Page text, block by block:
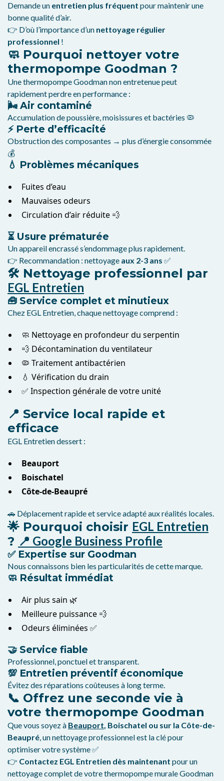
Demande un entretien plus fréquent pour maintenir une
bonne qualité d’air.
👉 D’où l’importance d’un nettoyage régulier
professionnel !
🧼 Pourquoi nettoyer votre
thermopompe Goodman ?
Une thermopompe Goodman non entretenue peut
rapidement perdre en performance :
🌬️ Air contaminé
Accumulation de poussière, moisissures et bactéries 🦠
⚡ Perte d’efficacité
Obstruction des composantes → plus d’énergie consommée
💰
💧 Problèmes mécaniques
Fuites d’eau
Mauvaises odeurs
Circulation d’air réduite 💨
⏳ Usure prématurée
Un appareil encrassé s’endommage plus rapidement.
👉 Recommandation : nettoyage aux 2-3 ans ✅
🛠️ Nettoyage professionnel par
EGL Entretien
🧰 Service complet et minutieux
Chez EGL Entretien, chaque nettoyage comprend :
🧼 Nettoyage en profondeur du serpentin
💨 Décontamination du ventilateur
🦠 Traitement antibactérien
💧 Vérification du drain
✅ Inspection générale de votre unité
📍 Service local rapide et
efficace
EGL Entretien dessert :
Beauport
Boischatel
Côte-de-Beaupré
🚗 Déplacement rapide et service adapté aux réalités locales.
🌟 Pourquoi choisir EGL Entretien
? 📍 Google Business Profile
✅ Expertise sur Goodman
Nous connaissons bien les particularités de cette marque.
🧼 Résultat immédiat
Air plus sain 🌿
Meilleure puissance 💨
Odeurs éliminées ✅
🤝 Service fiable
Professionnel, ponctuel et transparent.
💯 Entretien préventif économique
Évitez des réparations coûteuses à long terme.
📞 Offrez une seconde vie à
votre thermopompe Goodman
Que vous soyez à Beauport, Boischatel ou sur la Côte-de-
Beaupré, un nettoyage professionnel est la clé pour
optimiser votre système ✅
👉 Contactez EGL Entretien dès maintenant pour un
nettoyage complet de votre thermopompe murale Goodman